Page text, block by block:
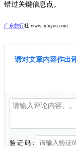
错过关键信息点。
广东旅行社 www.fuluyou.com
请对文章内容作出
验 证 码：